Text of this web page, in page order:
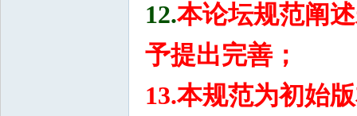
12.本论坛规范阐
予提出完善；
13.本规范为初始